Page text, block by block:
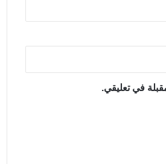
في تعليقي.